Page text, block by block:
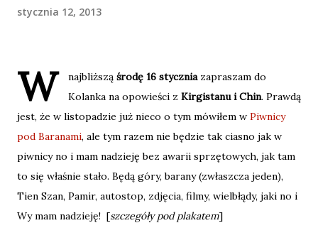
stycznia 12, 2013
W najbliższą środę 16 styczniazapraszam do
Kolanka na opowieści z Kirgistanu i Chin. Prawdą
jest, że w listopadzie już nieco o tym mówiłem w Piwnicy
pod Baranami, ale tym razem nie będzie tak ciasno jak w
piwnicy no i mam nadzieję bez awarii sprzętowych, jak tam
to się właśnie stało. Będą góry, barany (zwłaszcza jeden),
Tien Szan, Pamir, autostop, zdjęcia, filmy, wielbłądy, jaki no i
Wy mam nadzieję! [szczegóły pod plakatem]